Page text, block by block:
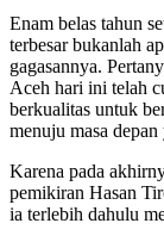
Enam belas tahun
terbesar bukanlah
gagasannya.
Aceh hari ini telah
berkualitas untuk
menuju masa
Karena pada
pemikiran Hasan
ia terlebih dahulu